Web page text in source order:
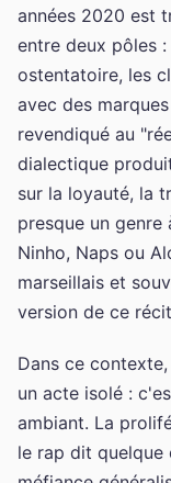
années 2020 est
entre deux pôles
ostentatoire, les
avec des
revendiqué au
dialectique
sur la loyauté, la
presque un
Ninho, Naps ou
marseillais et
version de ce
Dans ce
un acte isolé :
ambiant. La
le rap dit